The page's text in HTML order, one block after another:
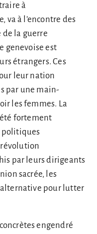
à
à l’encontre des
de la guerre
genevoise est
étrangers. Ces
leur nation
par une main-
les femmes. La
été fortement
politiques
par leurs dirigeants
sacrée, les
alternative pour lutter
engendré